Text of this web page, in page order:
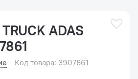
ADAS
Код товара: 3907861